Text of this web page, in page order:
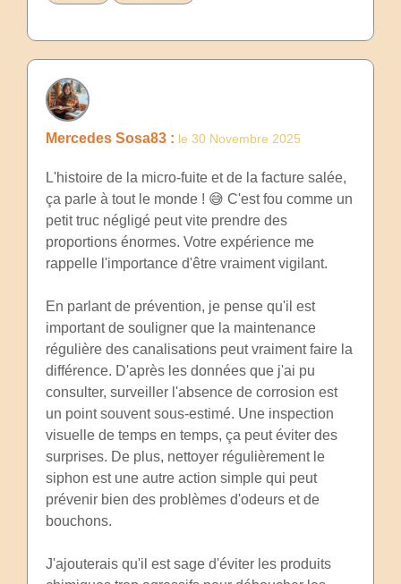
Mercedes Sosa83 : le 30 Novembre 2025
L'histoire de la micro-fuite et de la facture salée,
ça parle à tout le monde ! 😅 C'est fou comme un
petit truc négligé peut vite prendre des
proportions énormes. Votre expérience me
rappelle l'importance d'être vraiment vigilant.
En parlant de prévention, je pense qu'il est
important de souligner que la maintenance
régulière des canalisations peut vraiment faire la
différence. D'après les données que j'ai pu
consulter, surveiller l'absence de corrosion est
un point souvent sous-estimé. Une inspection
visuelle de temps en temps, ça peut éviter des
surprises. De plus, nettoyer régulièrement le
siphon est une autre action simple qui peut
prévenir bien des problèmes d'odeurs et de
bouchons.
J'ajouterais qu'il est sage d'éviter les produits